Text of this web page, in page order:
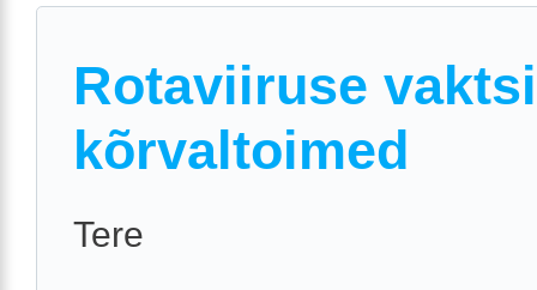
Rotaviiruse
kõrvaltoimed
Tere